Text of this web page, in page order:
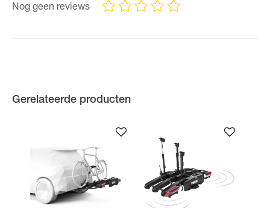
Nog geen reviews
Gerelateerde producten